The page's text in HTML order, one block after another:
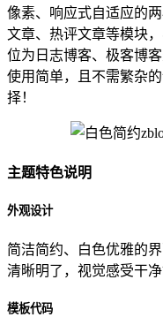
像素、响应式自适应的
文章、热评文章等模块
位为日志博客、极客博
使用简单，且不需繁杂
择！
主题特色说明
外观设计
简洁简约、白色优雅的
清晰明了，视觉感受干
模板代码